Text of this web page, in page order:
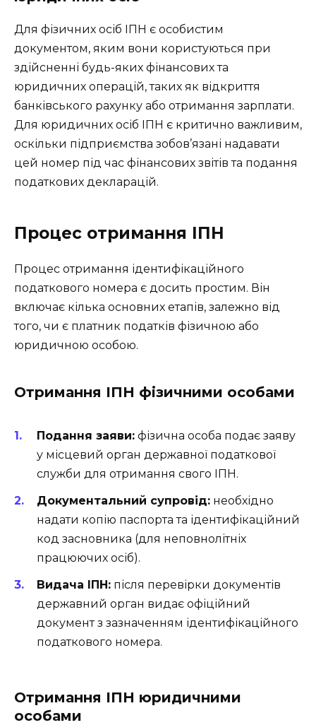
Для фізичних осіб ІПН є особистим
документом, яким вони користуються при
здійсненні будь-яких фінансових та
юридичних операцій, таких як відкриття
банківського рахунку або отримання зарплати.
Для юридичних осіб ІПН є критично важливим,
оскільки підприємства зобов’язані надавати
цей номер під час фінансових звітів та подання
податкових декларацій.
Процес отримання ІПН
Процес отримання ідентифікаційного
податкового номера є досить простим. Він
включає кілька основних етапів, залежно від
того, чи є платник податків фізичною або
юридичною особою.
Отримання ІПН фізичними особами
Подання заяви: фізична особа подає заяву
у місцевий орган державної податкової
служби для отримання свого ІПН.
Документальний супровід: необхідно
надати копію паспорта та ідентифікаційний
код засновника (для неповнолітніх
працюючих осіб).
Видача ІПН: після перевірки документів
державний орган видає офіційний
документ з зазначенням ідентифікаційного
податкового номера.
Отримання ІПН юридичними
особами